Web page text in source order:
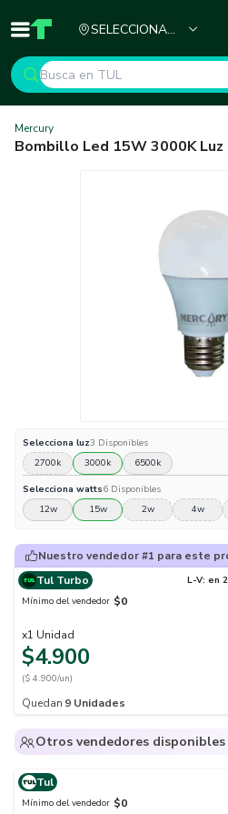
Inicio TUL - Tu Marketplace de
SELECCIONA
Mercury
Bombillo Led 15W 3000K Luz
Selecciona luz3 Disponibles
2700k
3000k 6500k
Selecciona watts6 Disponibles
12w
15w 2w 4w
Nuestro vendedor #1 para este
Tul Turbo
L-V: en
Mínimo del vendedor $0
x1 Unidad
$4.900
($ 4.900/un)
Quedan 9 Unidades
Otros vendedores disponibles
Tul
Mínimo del vendedor $0